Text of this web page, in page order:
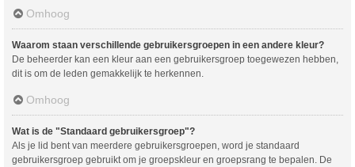
Omhoog
Waarom staan verschillende gebruikersgroepen in een andere kleur?
De beheerder kan een kleur aan een gebruikersgroep toegewezen hebben,
dit is om de leden gemakkelijk te herkennen.
Omhoog
Wat is de "Standaard gebruikersgroep"?
Als je lid bent van meerdere gebruikersgroepen, word je standaard
gebruikersgroep gebruikt om je groepskleur en groepsrang te bepalen. De